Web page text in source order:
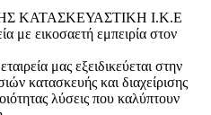
ΚΑΤΑΣΚΕΥΑΣΤΙΚΗ Ι.Κ.Ε
με εικοσαετή εμπειρία στον
μας εξειδικεύεται στην
κατασκευής και διαχείρισης
λύσεις που καλύπτουν